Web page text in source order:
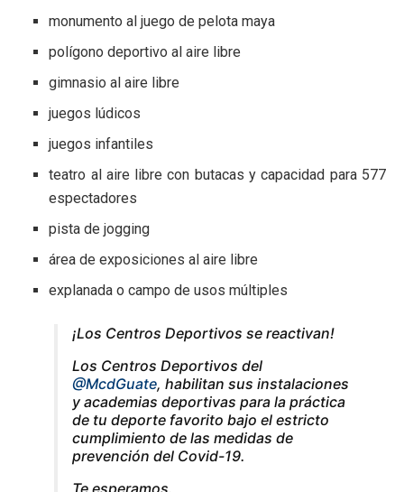
monumento al juego de pelota maya
polígono deportivo al aire libre
gimnasio al aire libre
juegos lúdicos
juegos infantiles
teatro al aire libre con butacas y capacidad para 577
espectadores
pista de jogging
área de exposiciones al aire libre
explanada o campo de usos múltiples
¡Los Centros Deportivos se reactivan!
Los Centros Deportivos del
@McdGuate, habilitan sus instalaciones
y academias deportivas para la práctica
de tu deporte favorito bajo el estricto
cumplimiento de las medidas de
prevención del Covid-19.
Te esperamos.